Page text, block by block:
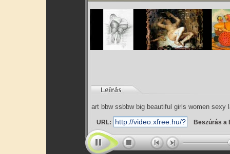
art bbw ssbbw big beautiful girls women sexy
URL: Beszúrás a